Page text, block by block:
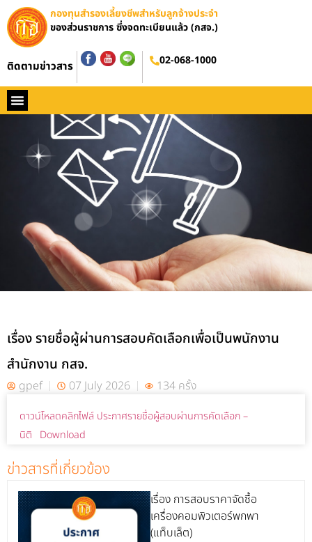
กองทุนสำรองเลี้ยงชีพสำหรับลูกจ้างประจำ
ของส่วนราชการ ซึ่งจดทะเบียนแล้ว (กสจ.)
ติดตามข่าวสาร 02-068-1000
เรื่อง รายชื่อผู้ผ่านการสอบคัดเลือกเพื่อเป็นพนักงาน
สำนักงาน กสจ.
gpef 07 July 2026 134 ครั้ง
ดาวน์โหลดคลิกไฟล์ ประกาศรายชื่อผู้สอบผ่านการคัดเลือก –
นิติ
Download
ข่าวสารที่เกี่ยวข้อง
เรื่อง การสอบราคาจัดซื้อ
เครื่องคอมพิวเตอร์พกพา
(แท็บเล็ต)